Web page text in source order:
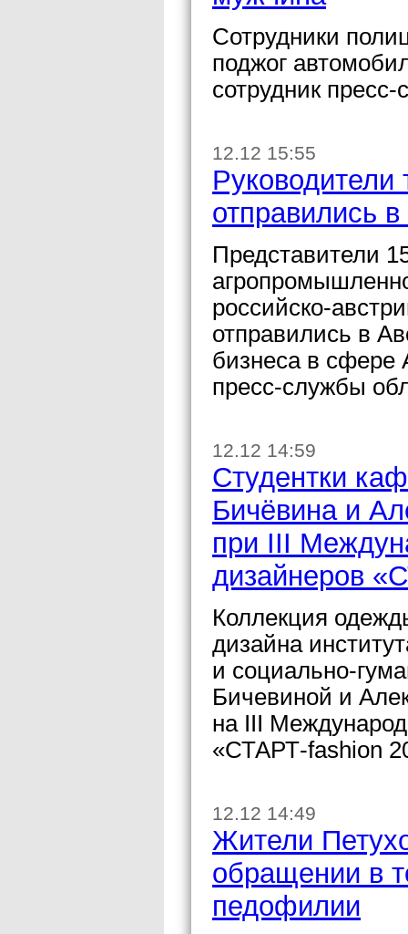
Сотрудники
поджог
сотрудник
12.12 15:55
Руководители
отправились
Представители
российско-
отправились в
бизнеса в
пресс-службы
12.12 14:59
Студентки
Бичёвина и
при III
дизайнеров
Коллекция
дизайна
и социально-
Бичевиной и
на III
«СТАРТ-fashion
12.12 14:49
Жители
обращении в
педофилии